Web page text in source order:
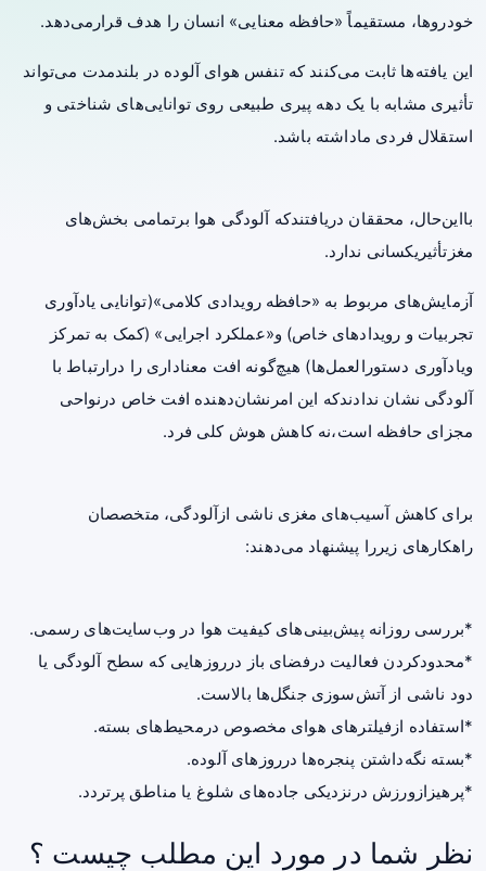
خودروها، مستقیماً «حافظه معنایی» انسان را هدف قرارمی‌دهد.
این یافته‌ها ثابت می‌کنند که تنفس هوای آلوده در بلندمدت می‌تواند
تأثیری مشابه با یک دهه پیری طبیعی روی توانایی‌های شناختی و
استقلال فردی ماداشته باشد.
بااین‌حال، محققان دریافتندکه آلودگی هوا برتمامی بخش‌های
مغزتأثیریکسانی ندارد.
آزمایش‌های مربوط به «حافظه رویدادی کلامی»(توانایی یادآوری
تجربیات و رویدادهای خاص) و«عملکرد اجرایی» (کمک به تمرکز
ویادآوری دستورالعمل‌ها) هیچ‌گونه افت معناداری را درارتباط با
آلودگی نشان ندادندکه این امرنشان‌دهنده افت خاص درنواحی
مجزای حافظه است،نه کاهش هوش کلی فرد.
برای کاهش آسیب‌های مغزی ناشی ازآلودگی، متخصصان
راهکارهای زیررا پیشنهاد می‌دهند:
*بررسی روزانه پیش‌بینی‌های کیفیت هوا در وب‌سایت‌های رسمی.
*محدودکردن فعالیت درفضای باز درروزهایی که سطح آلودگی یا
دود ناشی از آتش‌سوزی جنگل‌ها بالاست.
*استفاده ازفیلترهای هوای مخصوص درمحیط‌های بسته.
*بسته نگه‌داشتن پنجره‌ها درروزهای آلوده.
*پرهیزازورزش درنزدیکی جاده‌های شلوغ یا مناطق پرتردد.
نظر شما در مورد این مطلب چیست ؟